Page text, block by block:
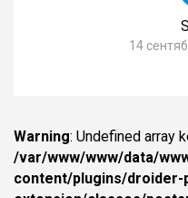
14
Warning: Undefined array
/var/www/www/data/
content/plugins/droider-